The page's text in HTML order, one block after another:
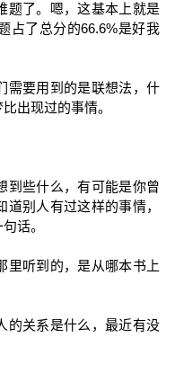
题了。嗯，这基本上就是
占了总分的66.6%是好我
需要用到的是联想法，什
出现过的事情。
到些什么，有可能是你曾
别人有过这样的事情，
话。
里听到的，是从哪本书上
的关系是什么，最近有没